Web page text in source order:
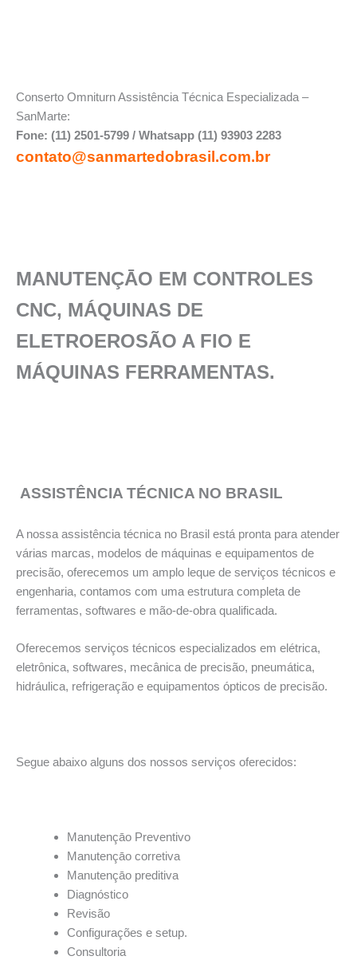
Conserto Omniturn Assistência Técnica Especializada –
SanMarte:
Fone: (11) 2501-5799 / Whatsapp (11) 93903 2283
contato@sanmartedobrasil.com.br
MANUTENÇĀO EM CONTROLES
CNC, MÁQUINAS DE
ELETROEROSÃO A FIO E
MÁQUINAS FERRAMENTAS.
ASSISTÊNCIA TÉCNICA NO BRASIL
A nossa assistência técnica no Brasil está pronta para atender
várias marcas, modelos de máquinas e equipamentos de
precisão, oferecemos um amplo leque de serviços técnicos e
engenharia, contamos com uma estrutura completa de
ferramentas, softwares e mão-de-obra qualificada.
Oferecemos serviços técnicos especializados em elétrica,
eletrônica, softwares, mecânica de precisão, pneumática,
hidráulica, refrigeração e equipamentos ópticos de precisão.
Segue abaixo alguns dos nossos serviços oferecidos:
Manutençāo Preventivo
Manutençāo corretiva
Manutençāo preditiva
Diagnóstico
Revisão
Configurações e setup.
Consultoria